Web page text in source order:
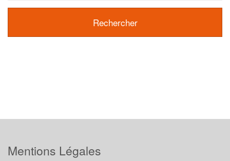
Mentions Légales